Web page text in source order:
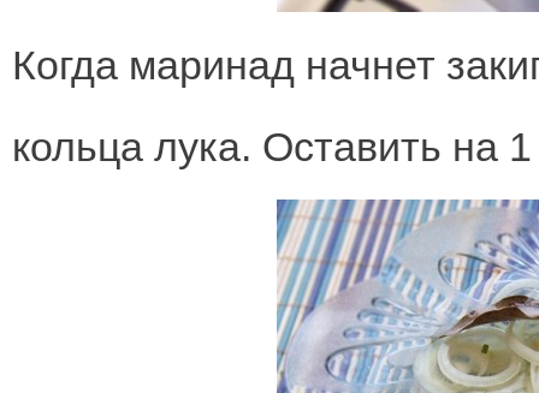
Когда маринад начнет
кольца лука. Оставить на